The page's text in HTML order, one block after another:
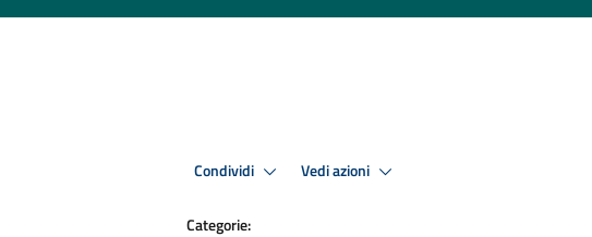
Condividi Vedi azioni
Categorie: